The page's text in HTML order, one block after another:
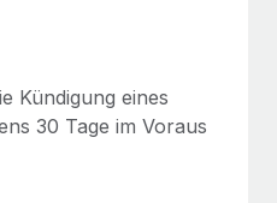
Mitarbeiter:innen
mit Remote
die unglaubliche
erfolgreichen...
Integration mit
Kündigung eines
30 Tage im Voraus